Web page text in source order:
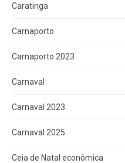
Caratinga
Carnaporto
Carnaporto 2023
Carnaval
Carnaval 2023
Carnaval 2025
Ceia de Natal econômica